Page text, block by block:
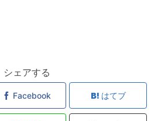
シェアする
Facebook はてブ